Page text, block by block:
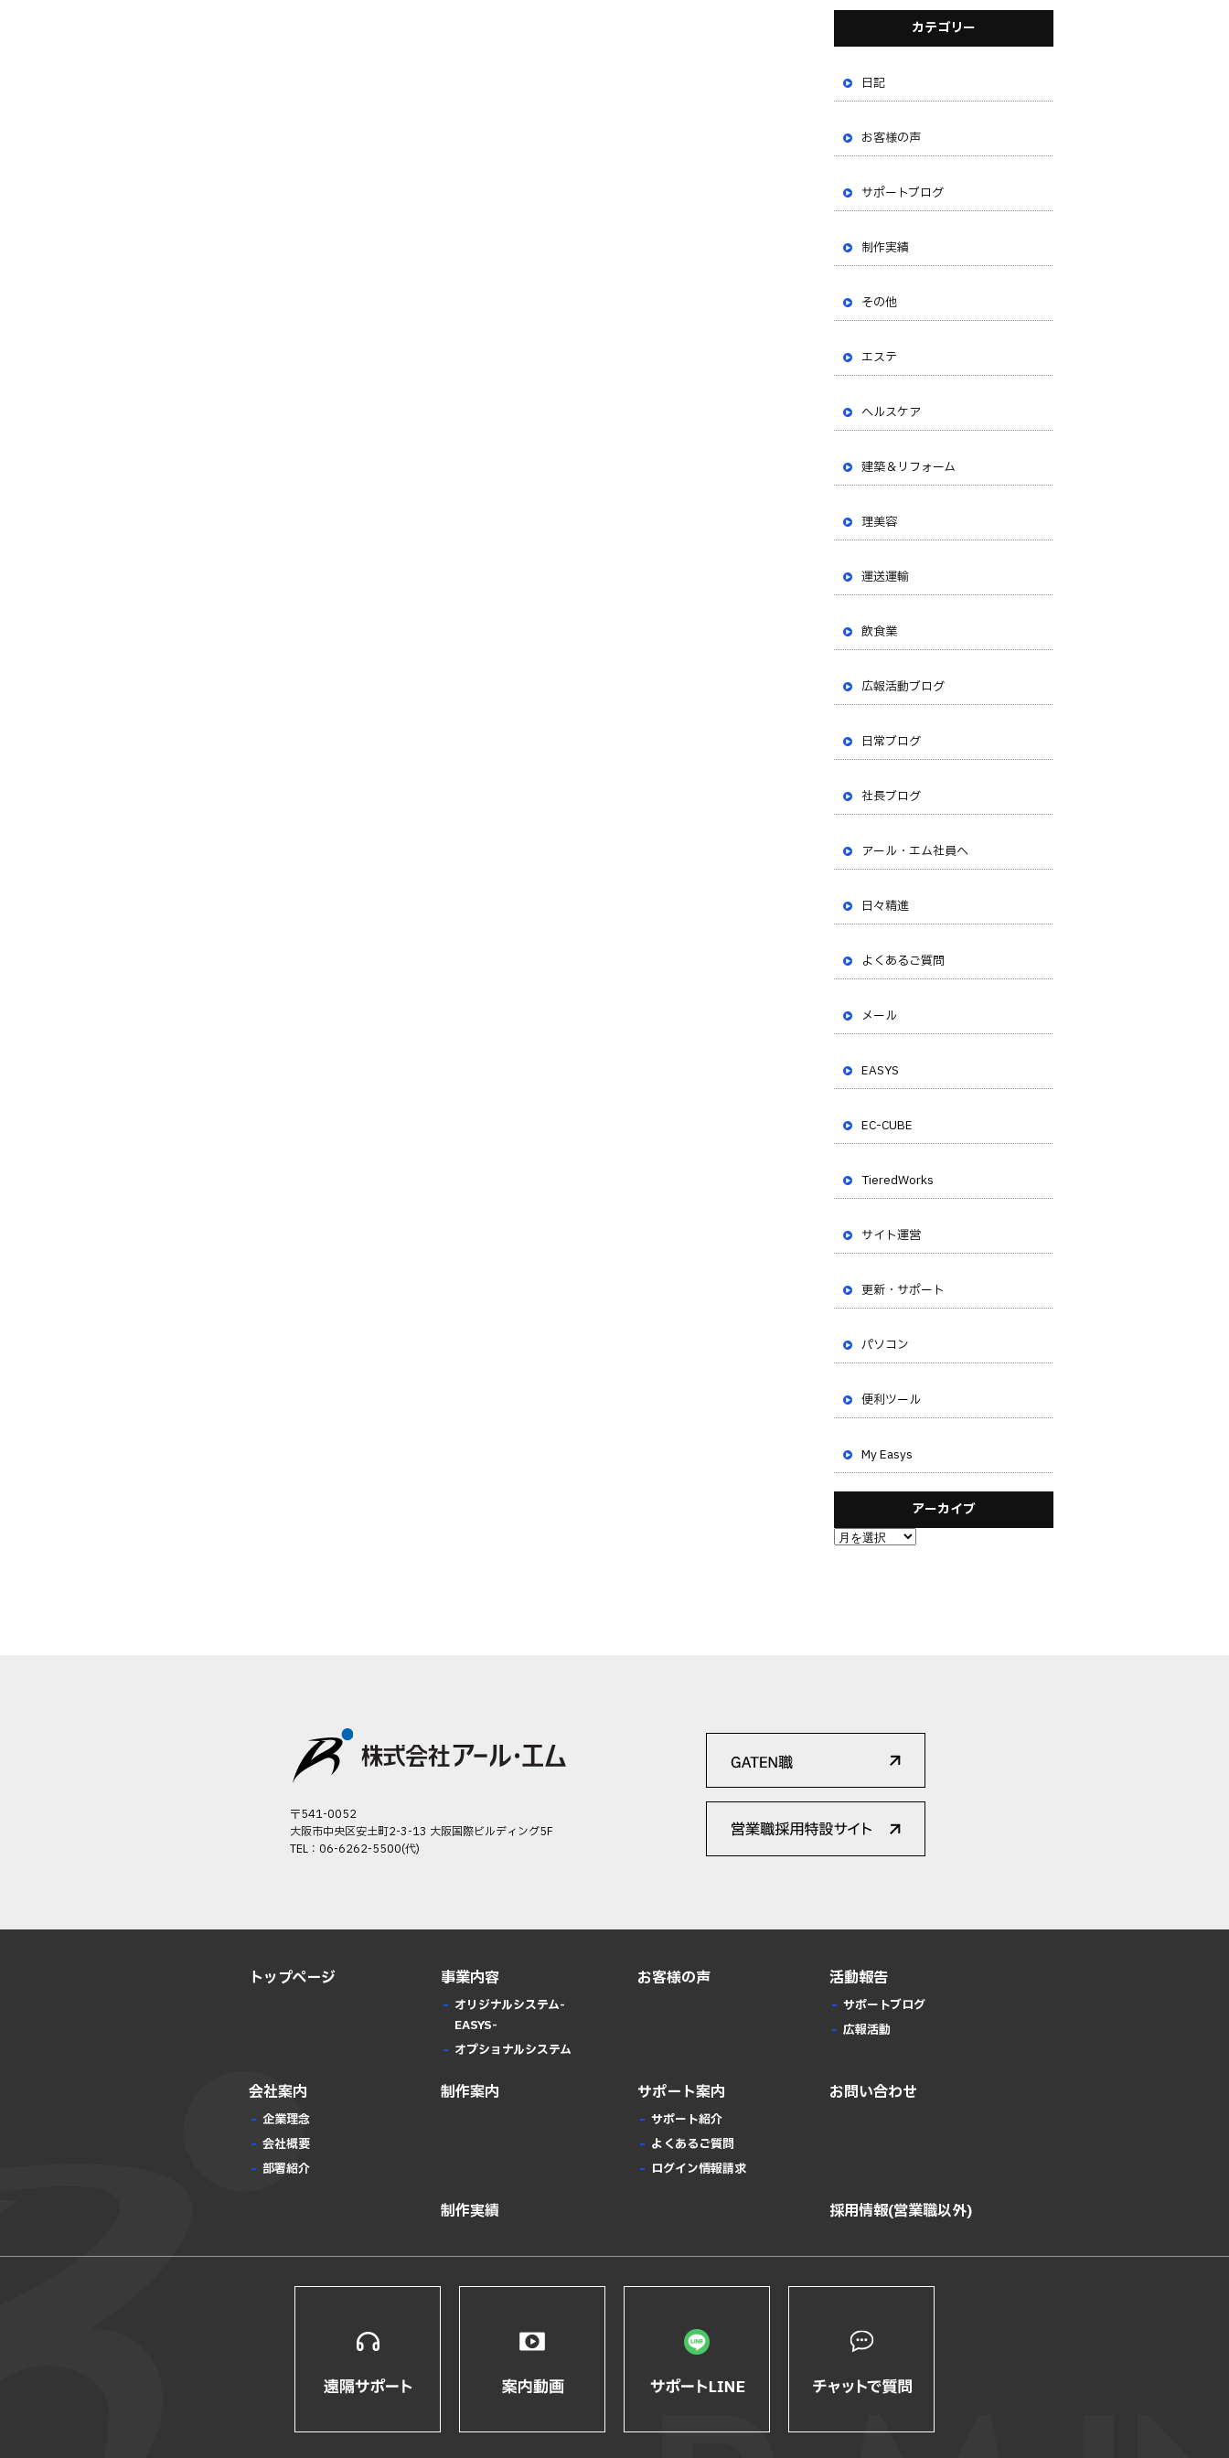
カテゴリー
日記
お客様の声
サポートブログ
制作実績
その他
エステ
ヘルスケア
建築＆リフォーム
理美容
運送運輸
飲食業
広報活動ブログ
日常ブログ
社長ブログ
アール・エム社員へ
日々精進
よくあるご質問
メール
EASYS
EC-CUBE
TieredWorks
サイト運営
更新・サポート
パソコン
便利ツール
My Easys
アーカイブ
トップページ
会社案内
企業理念
会社概要
部署紹介
事業内容
オリジナルシステム-
EASYS-
オプショナルシステム
制作案内
制作実績
お客様の声
サポート案内
サポート紹介
よくあるご質問
ログイン情報請求
活動報告
サポートブログ
広報活動
お問い合わせ
採用情報(営業職以外)
〒541-0052
大阪市中央区安土町2-3-13 大阪国際ビルディング5F
TEL：06-6262-5500(代)